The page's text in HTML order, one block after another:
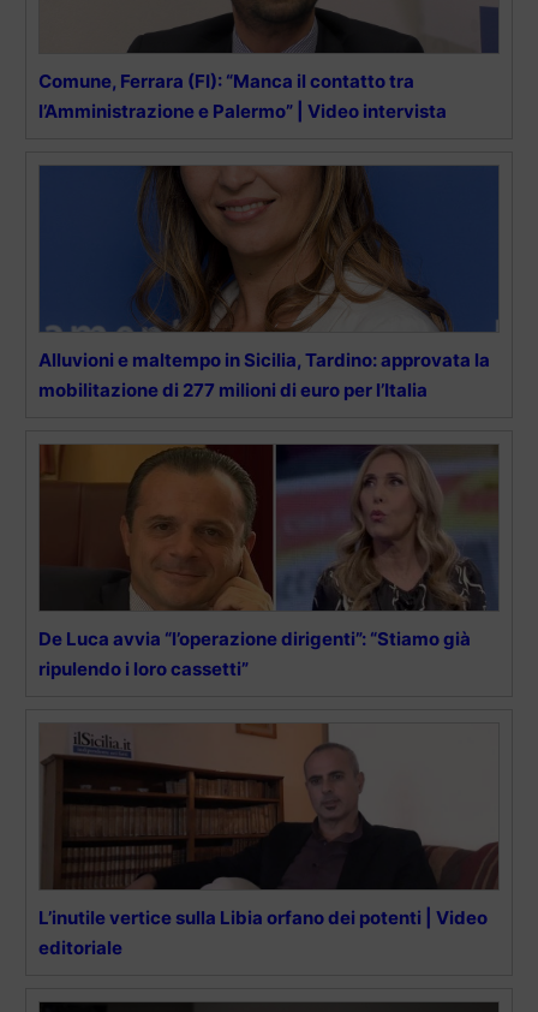
Comune, Ferrara (FI): “Manca il contatto tra
l’Amministrazione e Palermo” | Video intervista
Alluvioni e maltempo in Sicilia, Tardino: approvata la
mobilitazione di 277 milioni di euro per l’Italia
De Luca avvia “l’operazione dirigenti”: “Stiamo già
ripulendo i loro cassetti”
L’inutile vertice sulla Libia orfano dei potenti | Video
editoriale